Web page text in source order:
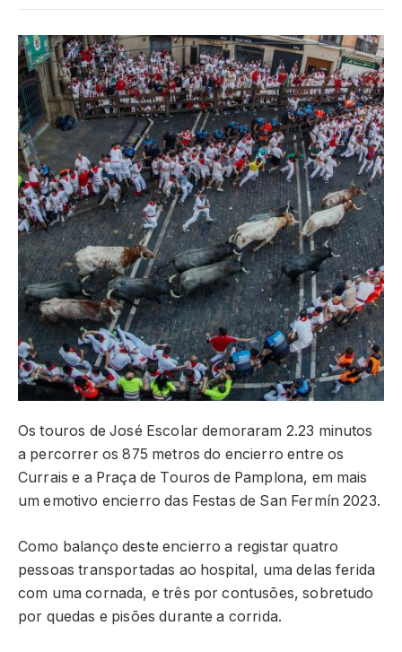
Os touros de José Escolar demoraram 2.23 minutos
a percorrer os 875 metros do encierro entre os
Currais e a Praça de Touros de Pamplona, em mais
um emotivo encierro das Festas de San Fermín 2023.
Como balanço deste encierro a registar quatro
pessoas transportadas ao hospital, uma delas ferida
com uma cornada, e três por contusões, sobretudo
por quedas e pisões durante a corrida.